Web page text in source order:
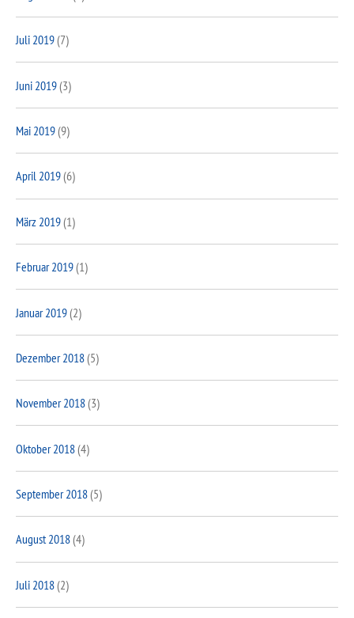
Juli 2019(7)
Juni 2019(3)
Mai 2019(9)
April 2019(6)
März 2019(1)
Februar 2019(1)
Januar 2019(2)
Dezember 2018(5)
November 2018(3)
Oktober 2018(4)
September 2018(5)
August 2018(4)
Juli 2018(2)